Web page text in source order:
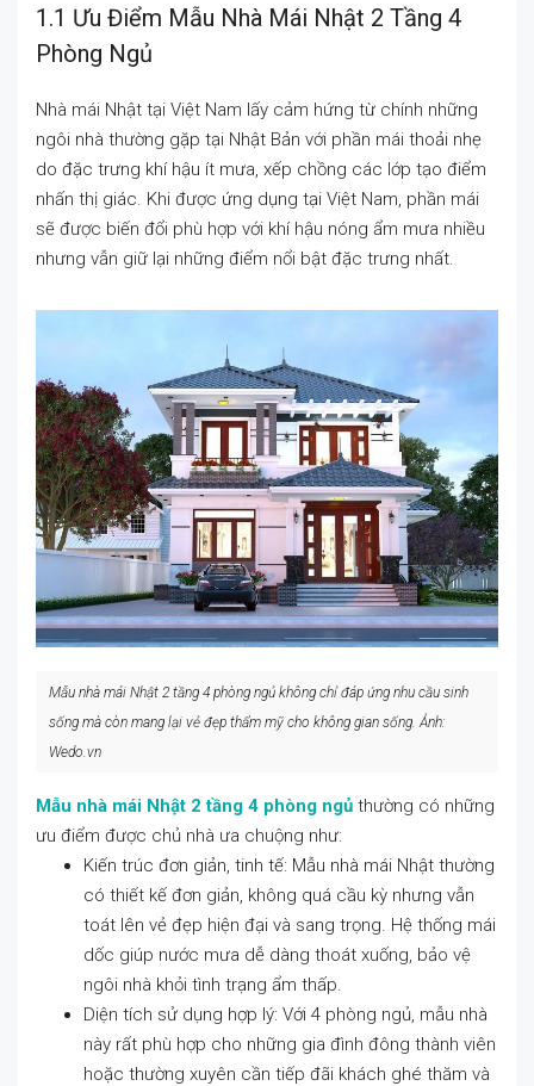
1.1 Ưu Điểm Mẫu Nhà Mái Nhật 2 Tầng 4
Phòng Ngủ
Nhà mái Nhật tại Việt Nam lấy cảm hứng từ chính những
ngôi nhà thường gặp tại Nhật Bản với phần mái thoải nhẹ
do đặc trưng khí hậu ít mưa, xếp chồng các lớp tạo điểm
nhấn thị giác. Khi được ứng dụng tại Việt Nam, phần mái
sẽ được biến đổi phù hợp với khí hậu nóng ẩm mưa nhiều
nhưng vẫn giữ lại những điểm nổi bật đặc trưng nhất.
Mẫu nhà mái Nhật 2 tầng 4 phòng ngủ không chỉ đáp ứng nhu cầu sinh
sống mà còn mang lại vẻ đẹp thẩm mỹ cho không gian sống Ảnh:
Wedo.vn
Mẫu nhà mái Nhật 2 tầng 4 phòng ngủ thường có những
ưu điểm được chủ nhà ưa chuộng như:
Kiến trúc đơn giản, tinh tế: Mẫu nhà mái Nhật thường
có thiết kế đơn giản, không quá cầu kỳ nhưng vẫn
toát lên vẻ đẹp hiện đại và sang trọng. Hệ thống mái
dốc giúp nước mưa dễ dàng thoát xuống, bảo vệ
ngôi nhà khỏi tình trạng ẩm thấp.
Diện tích sử dụng hợp lý: Với 4 phòng ngủ, mẫu nhà
này rất phù hợp cho những gia đình đông thành viên
hoặc thường xuyên cần tiếp đãi khách ghé thăm và